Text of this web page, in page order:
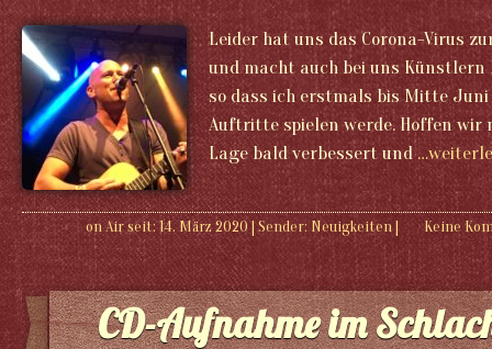
Leider hat uns das Corona-Virus
und macht auch bei uns Künstlern
so dass ich erstmals bis Mitte
Auftritte spielen werde. Hoffen wir
Lage bald verbessert und
on Air seit: 14. März 2020|Sender: Neuigkeiten| Keine
CD-Aufnahme im